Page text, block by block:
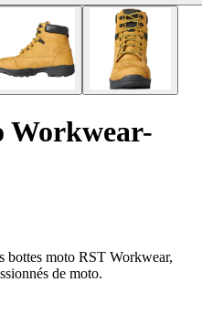
Workwear-
bottes moto RST Workwear,
de moto.